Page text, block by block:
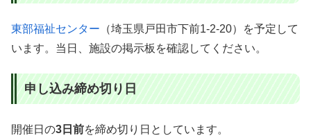
東部福祉センター （埼玉県戸田市下前1-2-20）を予定して
います。当日、施設の掲示板を確認してください。
申し込み締め切り日
開催日の3日前を締め切り日としています。